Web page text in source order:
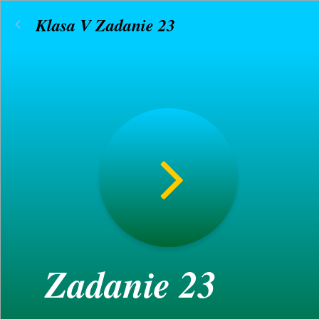
Klasa V Zadanie 23
Zadanie 23